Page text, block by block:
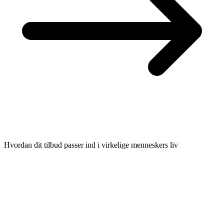
Hvordan dit tilbud passer ind i virkelige menneskers liv